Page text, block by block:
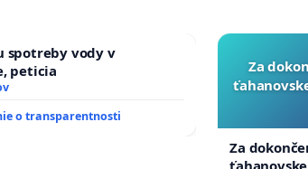
spotreby vody v
peticia
o transparentnosti
Za
Za